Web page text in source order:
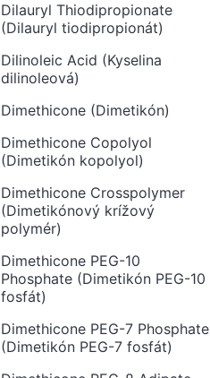
Dilauryl Thiodipropionate
(Dilauryl tiodipropionát)
Dilinoleic Acid (Kyselina
dilinoleová)
Dimethicone (Dimetikón)
Dimethicone Copolyol
(Dimetikón kopolyol)
Dimethicone Crosspolymer
(Dimetikónový krížový
polymér)
Dimethicone PEG-10
Phosphate (Dimetikón PEG-10
fosfát)
Dimethicone PEG-7 Phosphate
(Dimetikón PEG-7 fosfát)